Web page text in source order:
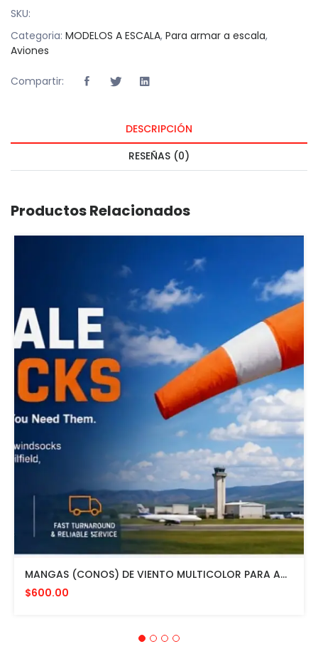
SKU:
Categoria: MODELOS A ESCALA, Para armar a escala,
Aviones
Compartir:
DESCRIPCIÓN
RESEÑAS (0)
Productos Relacionados
MANGAS (CONOS) DE VIENTO MULTICOLOR PARA AVIACION CON HERRAJE DE MONTAJE A POSTE FAA L807. MADE IN USA. 24" DIAMETRO
$600.00